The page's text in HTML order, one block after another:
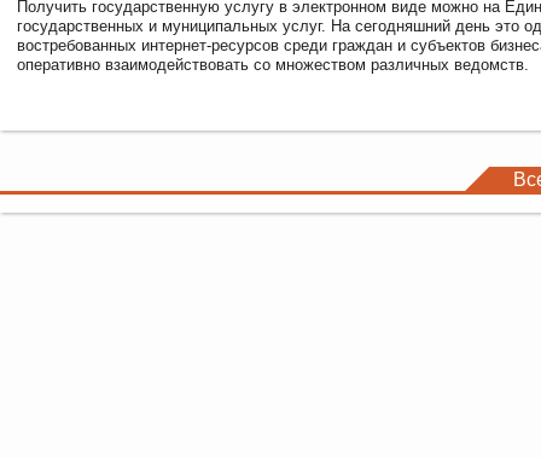
Получить государственную услугу в электронном виде можно на
государственных и муниципальных услуг. На сегодняшний день это
востребованных интернет-ресурсов среди граждан и субъектов
оперативно взаимодействовать со множеством различных ведомств.